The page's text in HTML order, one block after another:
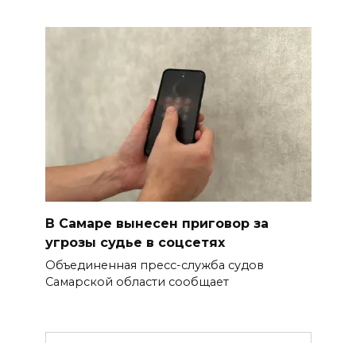
В Самаре вынесен приговор за
угрозы судье в соцсетях
Объединенная пресс-служба судов
Самарской области сообщает